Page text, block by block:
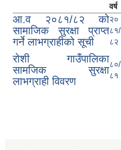
वर्ष
आ.व २०८१/८२ को
सामाजिक सुरक्षा प्राप्त
गर्ने लाभग्राहीको सूची
२०
८१/
८२
रोशी गाउँपालिका
सामजिक सुरक्षा
लाभग्राही विवरण
८०/
८१